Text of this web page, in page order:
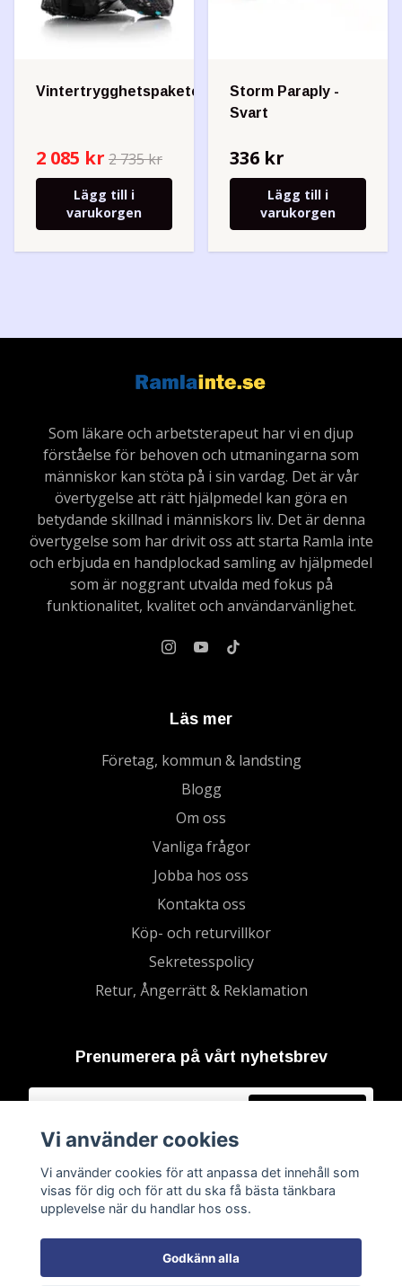
Vintertrygghetspaketet
2 085 kr 2 735 kr
Lägg till i
varukorgen
Storm Paraply -
Svart
336 kr
Lägg till i
varukorgen
Som läkare och arbetsterapeut har vi en djup
förståelse för behoven och utmaningarna som
människor kan stöta på i sin vardag. Det är vår
övertygelse att rätt hjälpmedel kan göra en
betydande skillnad i människors liv. Det är denna
övertygelse som har drivit oss att starta Ramla inte
och erbjuda en handplockad samling av hjälpmedel
som är noggrant utvalda med fokus på
funktionalitet, kvalitet och användarvänlighet.
Läs mer
Företag, kommun & landsting
Blogg
Om oss
Vanliga frågor
Jobba hos oss
Kontakta oss
Köp- och returvillkor
Sekretesspolicy
Retur, Ångerrätt & Reklamation
Prenumerera på vårt nyhetsbrev
Vi använder cookies
Vi använder cookies för att anpassa det innehåll som
visas för dig och för att du ska få bästa tänkbara
upplevelse när du handlar hos oss.
Godkänn alla